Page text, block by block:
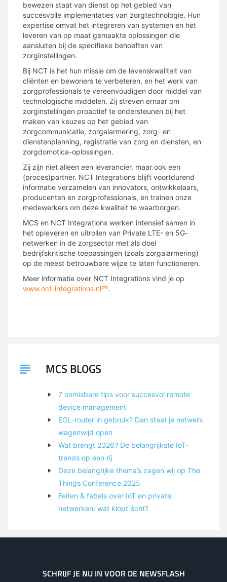
bewezen staat van dienst op het gebied van
succesvolle implementaties van zorgtechnologie. Hun
expertise omvat het integreren van systemen en het
leveren van op maat gemaakte oplossingen die
aansluiten bij de specifieke behoeften van
zorginstellingen.
Bij NCT is het hun missie om de levenskwaliteit van
cliënten en bewoners te verbeteren, en het werk van
zorgprofessionals te vereenvoudigen door middel van
technologische middelen. Zij streven ernaar om
zorginstellingen proactief te ondersteunen bij het
maken van keuzes op het gebied van
zorgcommunicatie, zorgalarmering, zorg- en
dienstenplanning, registratie van zorg en diensten, en
zorgdomotica-oplossingen.
Zij zijn niet alleen een leverancier, maar ook een
(proces)partner. NCT Integrations blijft voortdurend
informatie verzamelen van innovators, ontwikkelaars,
producenten en zorgprofessionals, en trainen onze
medewerkers om deze kwaliteit te waarborgen.
MCS en NCT Integrations werken intensief samen in
het opleveren en uitrollen van Private LTE- en 5G-
netwerken in de zorgsector met als doel
bedrijfskritische toepassingen (zoals zorgalarmering)
op de meest betrouwbare wijze te laten functioneren.
Meer informatie over NCT Integrations vind je op
www.nct-integrations.nl
.
MCS BLOGS
7 onmisbare tips voor succesvol remote
device management
EOL-router in gebruik? Dan staat je netwerk
wagenwijd open
Wat brengt 2026? De belangrijkste IoT-
trends op een rij
Deze belangrijke thema’s zagen wij op The
Things Conference 2025
Feiten & fabels over IoT en private
netwerken: wat klopt écht?
SCHRIJF JE NU IN VOOR DE NEWSFLASH